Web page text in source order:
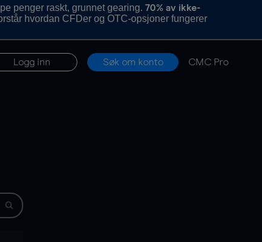
penger raskt, grunnet gearing.70% av ikke-
hvordan CFDer og OTC-opsjoner fungerer
Logg inn Søk om konto CMC Pro